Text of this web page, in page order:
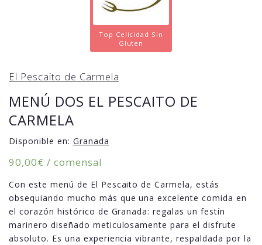
Top Celicidad Sin
Gluten
El Pescaito de Carmela
MENÚ DOS EL PESCAITO DE
CARMELA
Disponible en: Granada
90,00€ / comensal
Con este menú de El Pescaito de Carmela, estás
obsequiando mucho más que una excelente comida en
el corazón histórico de Granada: regalas un festín
marinero diseñado meticulosamente para el disfrute
absoluto. Es una experiencia vibrante, respaldada por la